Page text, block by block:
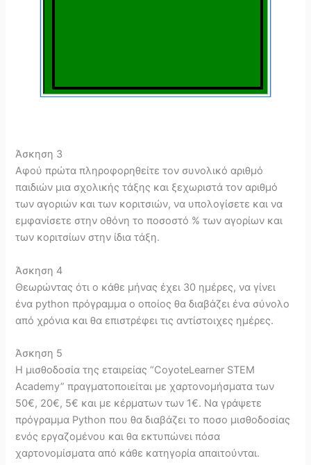
Άσκηση 3
Αφού πρώτα πληροφορηθείτε τον συνολικό αριθμό
παιδιών μια σχολικής τάξης και ξεχωριστά τον αριθμό
των αγοριών και των κοριτσιών, να υπολογίσετε και να
εμφανίσετε στην οθόνη το ποσοστό % των αγορίων και
των κοριτσίων στην ίδια τάξη.
Άσκηση 4
Θεωρώντας ότι ο κάθε μήνας έχει 30 ημέρες, να γίνει
ένα python πρόγραμμα ο οποίος θα διαβάζει ένα σύνολο
από χρόνια και θα επιστρέφει τις αντίστοιχες ημέρες.
Άσκηση 5
Η μισθοδοσία της εταιρείας “CoyoteLearner STEM
Academy” πραγματοποιείται με χαρτονομήσματα των
50€, 20€, 5€ και με κέρματων των 1€. Να γράψετε
πρόγραμμα Python που θα διαβάζει το ποσο μισθοδοσίας
ενός εργαζομένου και θα εκτυπώνει πόσα
χαρτονομίσματα από κάθε κατηγορία απαιτούνται.